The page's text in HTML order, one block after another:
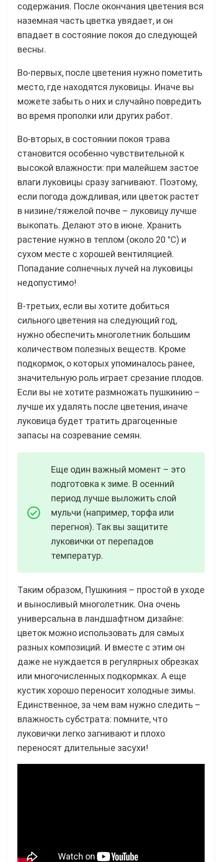
содержания. После окончания цветения вся
наземная часть цветка увядает, и он
впадает в состояние покоя до следующей
весны.
Во-первых, после цветения нужно пометить
место, где находятся луковицы. Иначе вы
можете забыть о них и случайно повредить
во время прополки или других работ.
Во-вторых, в состоянии покоя трава
становится особенно чувствительной к
высокой влажности: при малейшем застое
влаги луковицы сразу загнивают. Поэтому,
если погода дождливая, или цветок растет
в низине/тяжелой почве – луковицу лучше
выкопать. Делают это в июне. Хранить
растение нужно в теплом (около 20 °C) и
сухом месте с хорошей вентиляцией.
Попадание солнечных лучей на луковицы
недопустимо!
В-третьих, если вы хотите добиться
сильного цветения на следующий год,
нужно обеспечить многолетник большим
количеством полезных веществ. Кроме
подкормок, о которых упоминалось ранее,
значительную роль играет срезание плодов.
Если вы не хотите размножать пушкинию –
лучше их удалять после цветения, иначе
луковица будет тратить драгоценные
запасы на созревание семян.
Еще один важный момент – это
подготовка к зиме. В осенний
период лучше выложить слой
мульчи (например, торфа или
перегноя). Так вы защитите
луковички от перепадов
температур.
Таким образом, Пушкиния – простой в уходе
и выносливый многолетник. Она очень
универсальна в ландшафтном дизайне:
цветок можно использовать для самых
разных композиций. И вместе с этим он
даже не нуждается в регулярных обрезках
или многочисленных подкормках. А еще
кустик хорошо переносит холодные зимы.
Единственное, за чем вам нужно следить –
влажность субстрата: помните, что
луковички легко загнивают и плохо
переносят длительные засухи!